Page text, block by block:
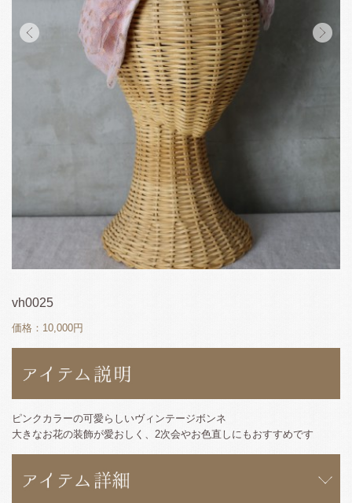
vh0025
価格：10,000円
ピンクカラーの可愛らしいヴィンテージボンネ
大きなお花の装飾が愛おしく、2次会やお色直しにもおすすめです